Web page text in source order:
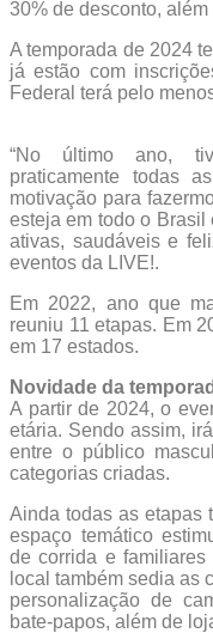
30% de desconto,
A temporada de 2024
já estão com
Federal terá pelo
“No último ano,
praticamente todas
motivação para
esteja em todo o
ativas, saudáveis e
eventos da LIVE!.
Em 2022, ano que
reuniu 11 etapas. Em
em 17 estados.
Novidade da
A partir de 2024, o
etária. Sendo assim,
entre o público
categorias criadas.
Ainda todas as etapas
espaço temático
de corrida e
local também sedia as
personalização de
bate-papos, além de